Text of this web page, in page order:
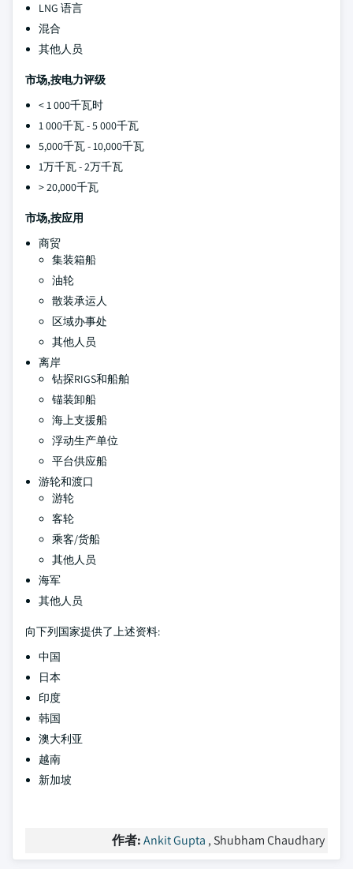
LNG 语言
混合
其他人员
市场,按电力评级
< 1 000千瓦时
1 000千瓦 - 5 000千瓦
5,000千瓦 - 10,000千瓦
1万千瓦 - 2万千瓦
> 20,000千瓦
市场,按应用
商贸
集装箱船
油轮
散装承运人
区域办事处
其他人员
离岸
钻探RIGS和船舶
锚装卸船
海上支援船
浮动生产单位
平台供应船
游轮和渡口
游轮
客轮
乘客/货船
其他人员
海军
其他人员
向下列国家提供了上述资料:
中国
日本
印度
韩国
澳大利亚
越南
新加坡
作者:Ankit Gupta , Shubham Chaudhary